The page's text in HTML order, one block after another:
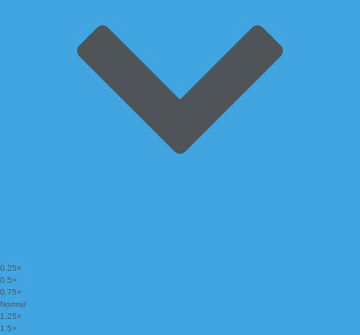
0.25×
0.5×
0.75×
Normal
1.25×
1.5×